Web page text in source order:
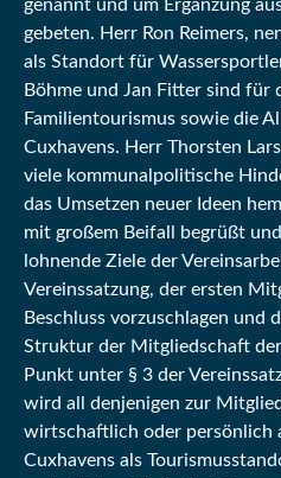
genannt und um Ergänzung
gebeten. Herr Ron Reimers,
als Standort für
Böhme und Jan Fitter sind für
Familientourismus sowie die
Cuxhavens. Herr Thorsten
viele kommunalpolitische
das Umsetzen neuer Ideen
mit großem Beifall begrüßt
lohnende Ziele der
Vereinssatzung, der ersten
Beschluss vorzuschlagen und
Struktur der Mitgliedschaft
Punkt unter § 3 der
wird all denjenigen zur
wirtschaftlich oder persönlich
Cuxhavens als